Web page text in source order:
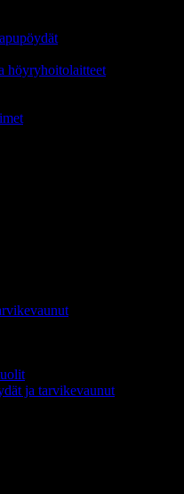
höyryhoitolaitteet
ja tarvikevaunut